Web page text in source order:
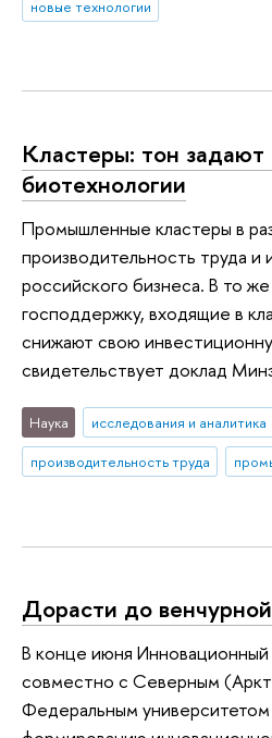
новые технологии
Кластеры: тон задают
биотехнологии
Промышленные кластеры в
производительность труда и
российского бизнеса. В то
господдержку, входящие в
снижают свою
свидетельствует доклад
Наука исследования и аналитика
производительность труда
Дорасти до
В конце июня
совместно с Северным
Федеральным